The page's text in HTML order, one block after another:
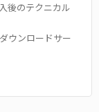
後のテクニカル
ウンロードサー